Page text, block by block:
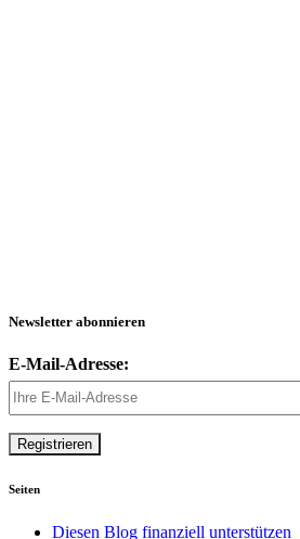
Newsletter abonnieren
E-Mail-Adresse:
Seiten
Diesen Blog finanziell unterstützen